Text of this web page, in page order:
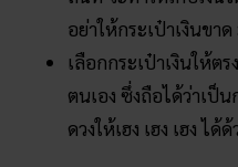
อย่าให้กระเป๋าเงินขา
เลือกกระเป๋าเงินให้ต
ตนเอง ซึ่งถือได้ว่าเป็
ดวงให้เฮง เฮง เฮง ได้ด้